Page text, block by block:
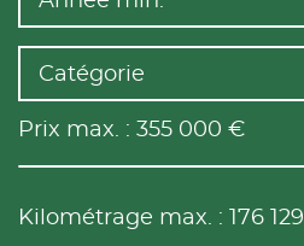
Catégorie
Prix max. : 355 000 €
Kilométrage max. : 176 129